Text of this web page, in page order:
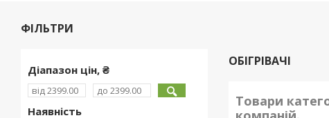
ОБІГРІВАЧІ
Товари
ФІЛЬТРИ
Діапазон цін, ₴
Наявність